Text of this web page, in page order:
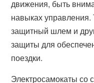
движения, быть
навыках управления.
защитный шлем и
защиты для
поездки.
Электросамокаты со